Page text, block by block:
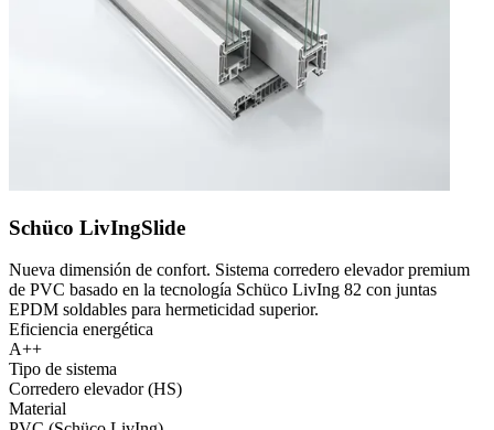
Schüco LivIngSlide
Nueva dimensión de confort. Sistema corredero elevador premium
de PVC basado en la tecnología Schüco LivIng 82 con juntas
EPDM soldables para hermeticidad superior.
Eficiencia energética
A++
Tipo de sistema
Corredero elevador (HS)
Material